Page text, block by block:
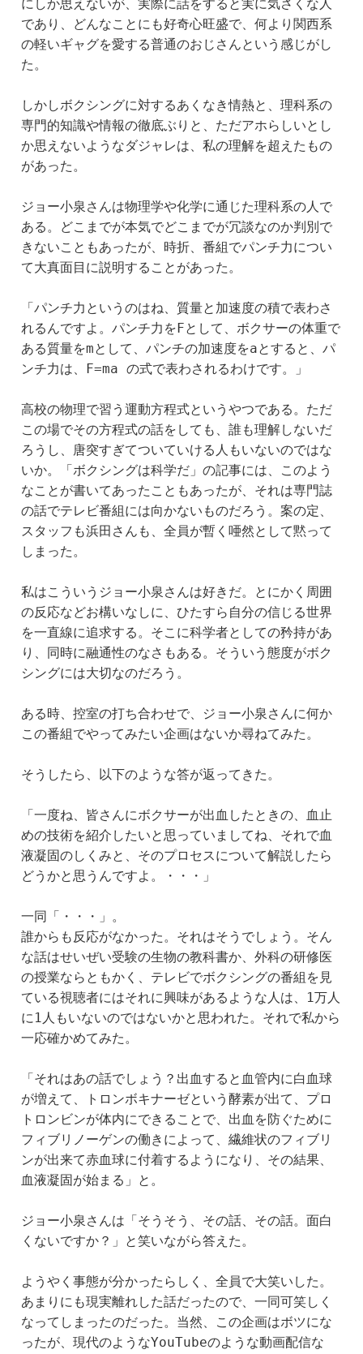
にしか思えないが、実際に話をすると実に気さくな人
であり、どんなことにも好奇心旺盛で、何より関西系
の軽いギャグを愛する普通のおじさんという感じがし
た。
しかしボクシングに対するあくなき情熱と、理科系の
専門的知識や情報の徹底ぶりと、ただアホらしいとし
か思えないようなダジャレは、私の理解を超えたもの
があった。
ジョー小泉さんは物理学や化学に通じた理科系の人で
ある。どこまでが本気でどこまでが冗談なのか判別で
きないこともあったが、時折、番組でパンチ力につい
て大真面目に説明することがあった。
「パンチ力というのはね、質量と加速度の積で表わさ
れるんですよ。パンチ力をFとして、ボクサーの体重で
ある質量をmとして、パンチの加速度をaとすると、パ
ンチ力は、F=ma の式で表わされるわけです。」
高校の物理で習う運動方程式というやつである。ただ
この場でその方程式の話をしても、誰も理解しないだ
ろうし、唐突すぎてついていける人もいないのではな
いか。「ボクシングは科学だ」の記事には、このよう
なことが書いてあったこともあったが、それは専門誌
の話でテレビ番組には向かないものだろう。案の定、
スタッフも浜田さんも、全員が暫く唖然として黙って
しまった。
私はこういうジョー小泉さんは好きだ。とにかく周囲
の反応などお構いなしに、ひたすら自分の信じる世界
を一直線に追求する。そこに科学者としての矜持があ
り、同時に融通性のなさもある。そういう態度がボク
シングには大切なのだろう。
ある時、控室の打ち合わせで、ジョー小泉さんに何か
この番組でやってみたい企画はないか尋ねてみた。
そうしたら、以下のような答が返ってきた。
「一度ね、皆さんにボクサーが出血したときの、血止
めの技術を紹介したいと思っていましてね、それで血
液凝固のしくみと、そのプロセスについて解説したら
どうかと思うんですよ。・・・」
一同「・・・」。
誰からも反応がなかった。それはそうでしょう。そん
な話はせいぜい受験の生物の教科書か、外科の研修医
の授業ならともかく、テレビでボクシングの番組を見
ている視聴者にはそれに興味があるような人は、1万人
に1人もいないのではないかと思われた。それで私から
一応確かめてみた。
「それはあの話でしょう？出血すると血管内に白血球
が増えて、トロンボキナーゼという酵素が出て、プロ
トロンビンが体内にできることで、出血を防ぐために
フィブリノーゲンの働きによって、繊維状のフィブリ
ンが出来て赤血球に付着するようになり、その結果、
血液凝固が始まる」と。
ジョー小泉さんは「そうそう、その話、その話。面白
くないですか？」と笑いながら答えた。
ようやく事態が分かったらしく、全員で大笑いした。
あまりにも現実離れした話だったので、一同可笑しく
なってしまったのだった。当然、この企画はボツにな
ったが、現代のようなYouTubeのような動画配信な